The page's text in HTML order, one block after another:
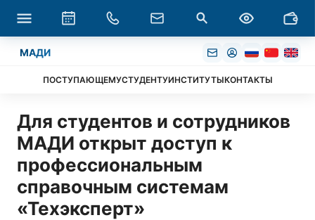
МАДИ
ПОСТУПАЮЩЕМУСТУДЕНТУИНСТИТУТЫКОНТАКТЫ
Для студентов и сотрудников
МАДИ открыт доступ к
профессиональным
справочным системам
«Техэксперт»